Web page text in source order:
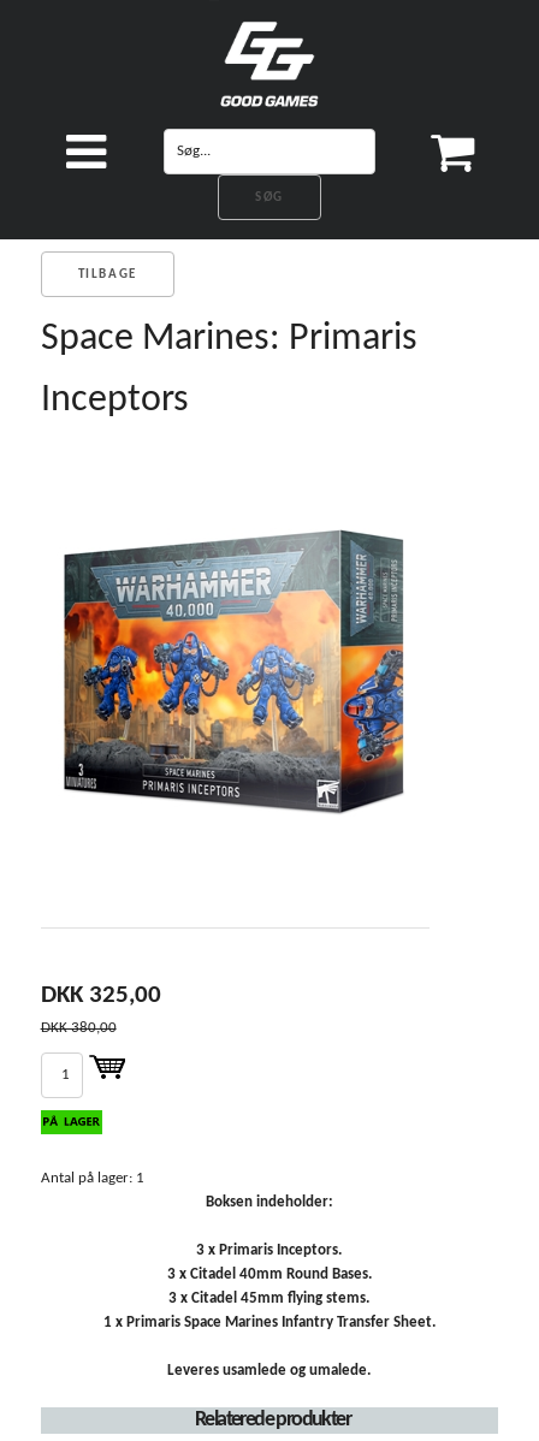
TILBAGE
Space Marines: Primaris
Inceptors
DKK 325,00
DKK 380,00
Antal på lager: 1
Boksen indeholder:
3 x Primaris Inceptors.
3 x Citadel 40mm Round Bases.
3 x Citadel 45mm flying stems.
1 x Primaris Space Marines Infantry Transfer Sheet.
Leveres usamlede og umalede.
Relaterede produkter